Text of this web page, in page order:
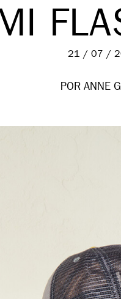
21 / 07 /
POR ANNE